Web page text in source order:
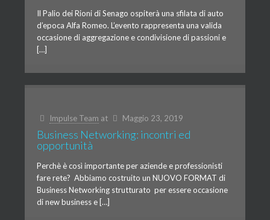
Il Palio dei Rioni di Senago ospiterà una sfilata di auto
d’epoca Alfa Romeo. L’evento rappresenta una valida
occasione di aggregazione e condivisione di passioni e
[…]
Impulse Team at Maggio 23, 2019
Business Networking: incontri ed
opportunità
Perchè è così importante per aziende e professionisti
fare rete? Abbiamo costruito un NUOVO FORMAT di
Business Networking strutturato per essere occasione
di new business e […]